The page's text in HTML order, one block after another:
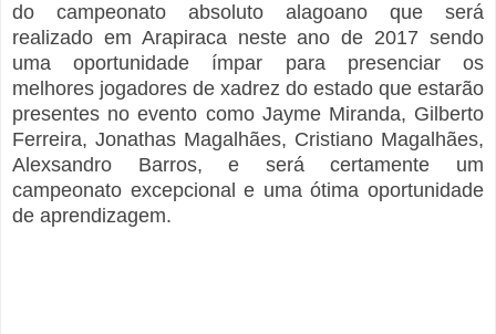
do campeonato absoluto alagoano que será
realizado em Arapiraca neste ano de 2017 sendo
uma oportunidade ímpar para presenciar os
melhores jogadores de xadrez do estado que estarão
presentes no evento como Jayme Miranda, Gilberto
Ferreira, Jonathas Magalhães, Cristiano Magalhães,
Alexsandro Barros, e será certamente um
campeonato excepcional e uma ótima oportunidade
de aprendizagem.